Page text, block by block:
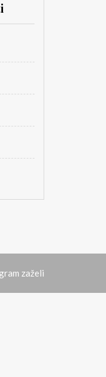
zaželi